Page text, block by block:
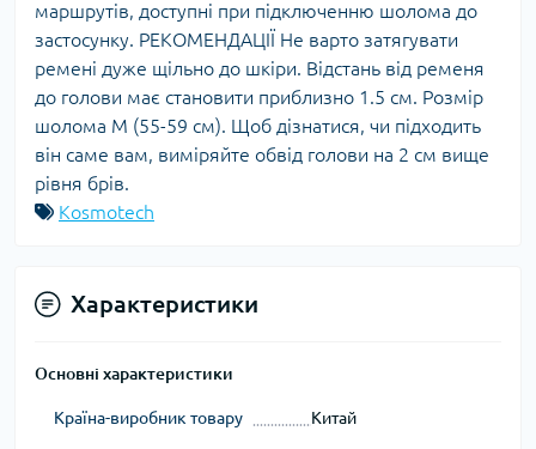
маршрутів, доступні при підключенню шолома до
застосунку. РЕКОМЕНДАЦІЇ Не варто затягувати
ремені дуже щільно до шкіри. Відстань від ременя
до голови має становити приблизно 1.5 см. Розмір
шолома М (55-59 см). Щоб дізнатися, чи підходить
він саме вам, виміряйте обвід голови на 2 см вище
рівня брів.
Kosmotech
Характеристики
Основні характеристики
Країна-виробник товару Китай